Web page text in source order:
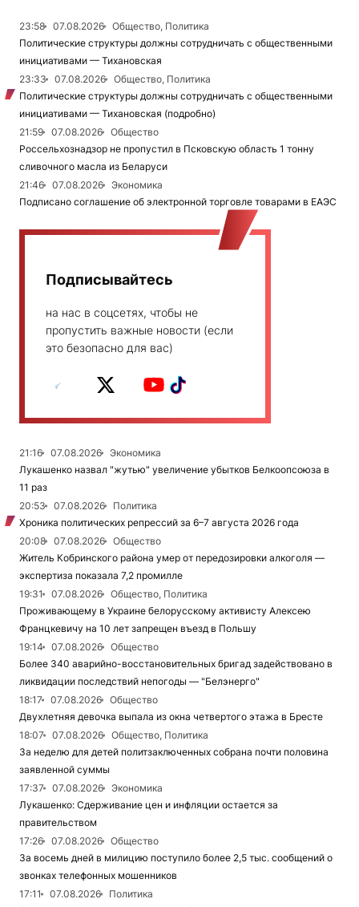
23:58 07.08.2026
Общество, Политика
Политические структуры должны сотрудничать с общественными
инициативами — Тихановская
23:33
07.08.2026
Общество, Политика
Политические структуры должны сотрудничать с общественными
инициативами — Тихановская (подробно)
21:59
07.08.2026
Общество
Россельхознадзор не пропустил в Псковскую область 1 тонну
сливочного масла из Беларуси
21:46
07.08.2026
Экономика
Подписано соглашение об электронной торговле товарами в ЕАЭС
Подписывайтесь
на нас в соцсетях, чтобы не
пропустить важные новости (если
это безопасно для вас)
21:16 07.08.2026
Экономика
Лукашенко назвал "жутью" увеличение убытков Белкоопсоюза в
11 раз
20:53
07.08.2026
Политика
Хроника политических репрессий за 6–7 августа 2026 года
20:08
07.08.2026
Общество
Житель Кобринского района умер от передозировки алкоголя —
экспертиза показала 7,2 промилле
19:31
07.08.2026
Общество, Политика
Проживающему в Украине белорусскому активисту Алексею
Францкевичу на 10 лет запрещен въезд в Польшу
19:14
07.08.2026
Общество
Более 340 аварийно-восстановительных бригад задействовано в
ликвидации последствий непогоды — "Белэнерго"
18:17
07.08.2026
Общество
Двухлетняя девочка выпала из окна четвертого этажа в Бресте
18:07
07.08.2026
Общество, Политика
За неделю для детей политзаключенных собрана почти половина
заявленной суммы
17:37
07.08.2026
Экономика
Лукашенко: Сдерживание цен и инфляции остается за
правительством
17:26
07.08.2026
Общество
За восемь дней в милицию поступило более 2,5 тыс. сообщений о
звонках телефонных мошенников
17:11
07.08.2026
Политика